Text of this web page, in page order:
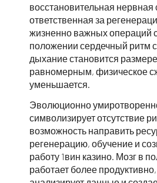
восстановительная нервная
ответственная за
жизненно важных операций
положении сердечный ритм
дыхание становится
равномерным, физическое
уменьшается.
Эволюционно
символизирует отсутствие
возможность направить
регенерацию, обучение и
работу 1вин казино . Мозг в
работает более